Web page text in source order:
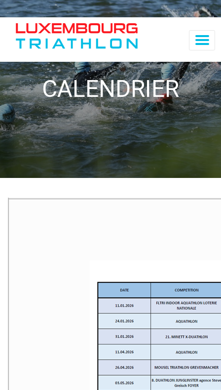
CALENDRIER